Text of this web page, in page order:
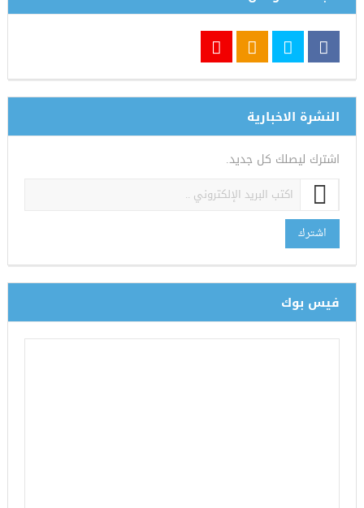
النشرة الاخبارية
اشترك ليصلك كل جديد.
اشترك
فيس بوك